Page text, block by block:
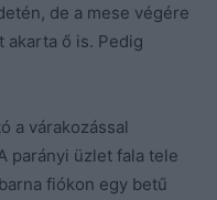
de a mese végére
akarta ő is. Pedig
a várakozással
parányi üzlet fala tele
fiókon egy betű